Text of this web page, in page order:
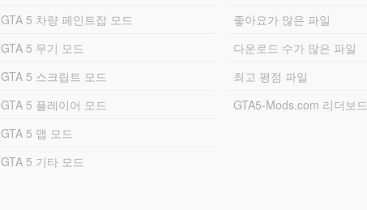
GTA 5 차량 페인트잡 모드
GTA 5 무기 모드
GTA 5 스크립트 모드
GTA 5 플레이어 모드
GTA 5 맵 모드
GTA 5 기타 모드
좋아요가 많은 파일
다운로드 수가 많은 파일
최고 평점 파일
GTA5-Mods.com 리더보드